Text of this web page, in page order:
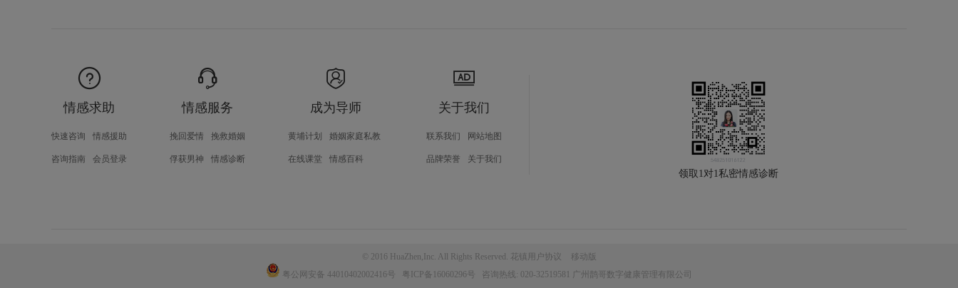
情感求助
快速咨询 情感援助
咨询指南 会员登录
情感服务
挽回爱情 挽救婚姻
俘获男神 情感诊断
成为导师
黄埔计划 婚姻家庭私教
在线课堂 情感百科
关于我们
联系我们 网站地图
品牌荣誉 关于我们
领取1对1私密情感诊断
© 2016 HuaZhen,Inc. All Rights Reserved. 花镇用户协议
移动版
粤公网安备 44010402002416号
粤ICP备16060296号 咨询热线: 020-32519581 广州鹊哥数字健康管理有限公司